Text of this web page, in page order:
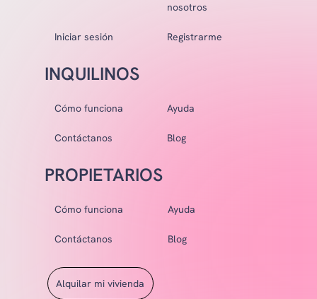
nosotros
Iniciar sesión Registrarme
INQUILINOS
Cómo funciona Ayuda
Contáctanos Blog
PROPIETARIOS
Cómo funciona Ayuda
Contáctanos Blog
Alquilar mi vivienda